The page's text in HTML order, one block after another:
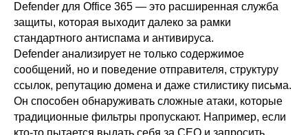
Defender для Office 365 — это расширенная служба
защиты, которая выходит далеко за рамки
стандартного антиспама и антивируса.
Defender анализирует не только содержимое
сообщений, но и поведение отправителя, структуру
ссылок, репутацию домена и даже стилистику письма.
Он способен обнаруживать сложные атаки, которые
традиционные фильтры пропускают. Например, если